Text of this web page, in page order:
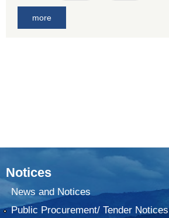
more
Notices
News and Notices
Public Procurement/ Tender Notices